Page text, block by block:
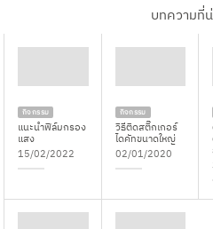
บทความที่
กิจกรรม
แนะนำฟิล์มกรอง
แสง
15/02/2022
กิจกรรม
วิธีติดสติ๊กเกอร์
ไดคัทขนาดใหญ่
02/01/2020